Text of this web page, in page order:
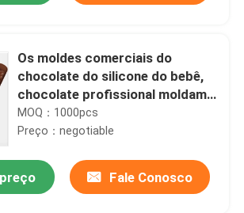
Os moldes comerciais do
chocolate do silicone do bebê,
chocolate profissional moldam o
produto comestível
MOQ：1000pcs
Preço：negotiable
Fale Conosco